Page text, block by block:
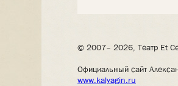
© 2007– 2026, Театр Et
Официальный сайт
www.kalyagin.ru